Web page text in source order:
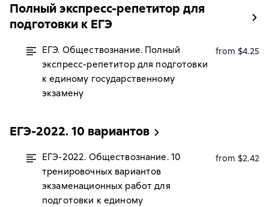
Полный экспресс-репетитор для
подготовки к ЕГЭ
ЕГЭ. Обществознание. Полный
экспресс-репетитор для подготовки
к единому государственному
экзамену
from $4.25
ЕГЭ-2022. 10 вариантов
ЕГЭ-2022. Обществознание. 10
тренировочных вариантов
экзаменационных работ для
подготовки к единому
from $2.42